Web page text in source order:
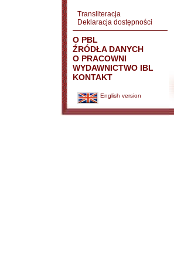
Transliteracja
Deklaracja dostępności
O PBL
ŹRÓDŁA DANYCH
O PRACOWNI
WYDAWNICTWO IBL
KONTAKT
English version